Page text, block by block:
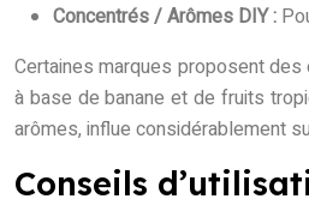
Concentrés / Arômes DIY :
Certaines marques proposent
à base de banane et de fruits
arômes, influe considérablement
Conseils